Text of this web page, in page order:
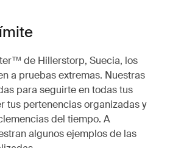
de Hillerstorp, Suecia, los
a pruebas extremas. Nuestras
para seguirte en todas tus
tus pertenencias organizadas y
del tiempo. A
algunos ejemplos de las